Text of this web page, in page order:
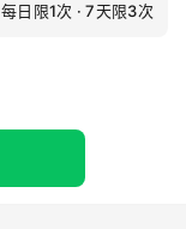
每日限1次 · 7天限3次